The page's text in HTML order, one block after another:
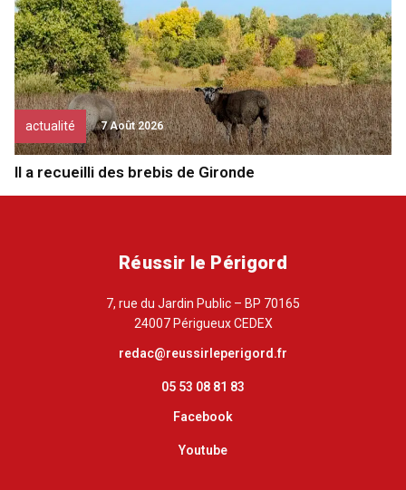
actualité 7 Août 2026
Il a recueilli des brebis de Gironde
Réussir le Périgord
7, rue du Jardin Public – BP 70165
24007 Périgueux CEDEX
redac@reussirleperigord.fr
05 53 08 81 83
Facebook
Youtube